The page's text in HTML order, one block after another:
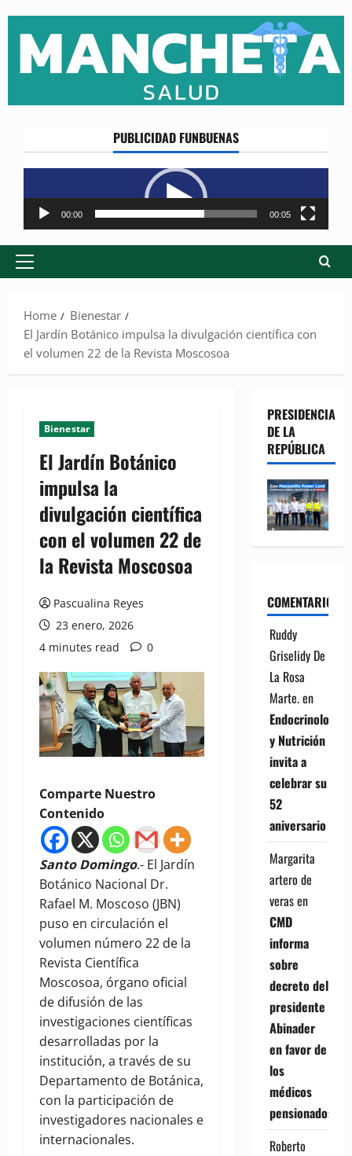
content
PUBLICIDAD FUNBUENAS
Reproductor
de
vídeo
00:00 00:05
Primary
Home
Bienestar
El Jardín Botánico impulsa la divulgación científica con
el volumen 22 de la Revista Moscosoa
Bienestar
El Jardín Botánico
impulsa la
divulgación científica
con el volumen 22 de
la Revista Moscosoa
Pascualina Reyes
23 enero, 2026
4 minutes read
0
Comparte Nuestro
Contenido
Santo Domingo.- El Jardín
Botánico Nacional Dr.
Rafael M. Moscoso (JBN)
puso en circulación el
volumen número 22 de la
Revista Científica
Moscosoa, órgano oficial
de difusión de las
investigaciones científicas
desarrolladas por la
institución, a través de su
Departamento de Botánica,
con la participación de
investigadores nacionales e
internacionales.
PRESIDENCIA
DE LA
REPÚBLICA
COMENTARIOS
Ruddy
Griselidy De
La Rosa
Marte.en
Endocrinología
y Nutrición
invita a
celebrar su
52
aniversario
Margarita
artero de
verasen
CMD
informa
sobre
decreto del
presidente
Abinader
en favor de
los
médicos
pensionados
Roberto